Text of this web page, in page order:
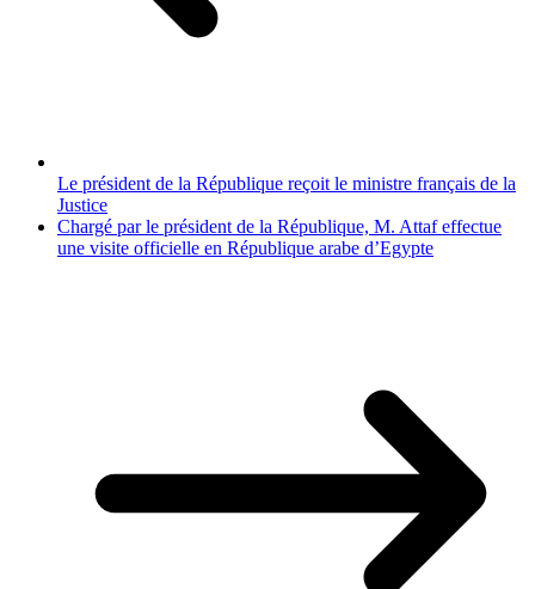
Le président de la République reçoit le ministre français de la
Justice
Chargé par le président de la République, M. Attaf effectue
une visite officielle en République arabe d’Egypte